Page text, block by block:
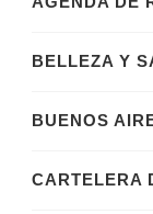
BELLEZA Y
BUENOS
CARTELERA